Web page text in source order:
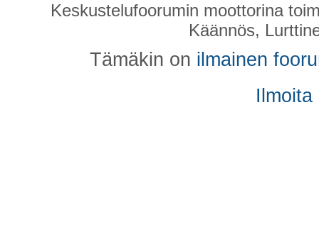
Keskustelufoorumin moottorina
Käännös,
Tämäkin on ilmainen